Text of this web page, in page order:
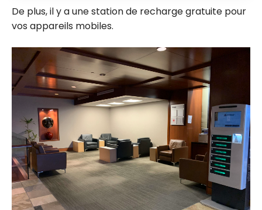
De plus, il y a une station de recharge gratuite pour
vos appareils mobiles.